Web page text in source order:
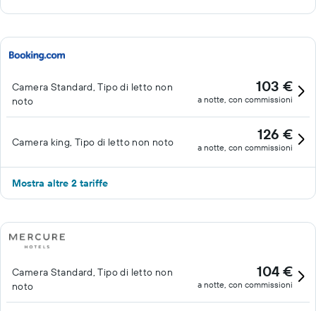
Camera Standard, Tipo di letto non
noto
103 €
a notte, con commissioni
Camera king, Tipo di letto non noto 126 €
a notte, con commissioni
Mostra altre 2 tariffe
Camera Standard, Tipo di letto non
noto
104 €
a notte, con commissioni